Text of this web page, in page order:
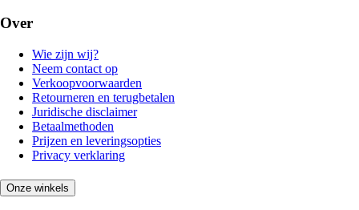
Over
Wie zijn wij?
Neem contact op
Verkoopvoorwaarden
Retourneren en terugbetalen
Juridische disclaimer
Betaalmethoden
Prijzen en leveringsopties
Privacy verklaring
Onze winkels